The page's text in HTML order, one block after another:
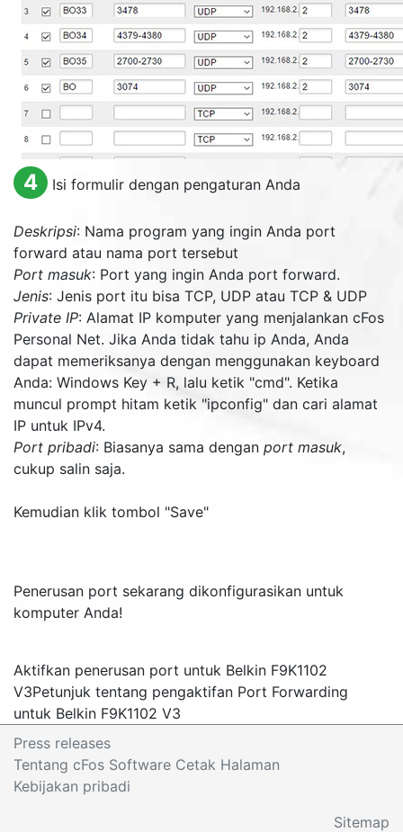
4 Isi formulir dengan pengaturan Anda
Deskripsi: Nama program yang ingin Anda port
forward atau nama port tersebut
Port masuk: Port yang ingin Anda port forward.
Jenis: Jenis port itu bisa TCP, UDP atau TCP & UDP
Private IP: Alamat IP komputer yang menjalankan cFos
Personal Net. Jika Anda tidak tahu ip Anda, Anda
dapat memeriksanya dengan menggunakan keyboard
Anda: Windows Key + R, lalu ketik "cmd". Ketika
muncul prompt hitam ketik "ipconfig" dan cari alamat
IP untuk IPv4.
Port pribadi: Biasanya sama dengan port masuk,
cukup salin saja.
Kemudian klik tombol "Save"
Penerusan port sekarang dikonfigurasikan untuk
komputer Anda!
Aktifkan penerusan port untuk Belkin F9K1102
V3Petunjuk tentang pengaktifan Port Forwarding
untuk Belkin F9K1102 V3
Press releases
Tentang cFos Software Cetak Halaman
Kebijakan pribadi
Sitemap